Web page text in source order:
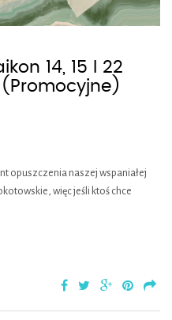
14, 15 I 22
opuszczenia naszej wspaniałej
więc jeśli ktoś chce